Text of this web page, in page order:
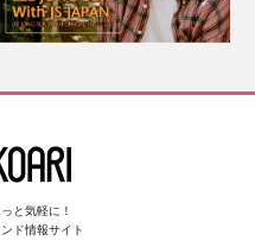
と気軽に！
ド情報サイト